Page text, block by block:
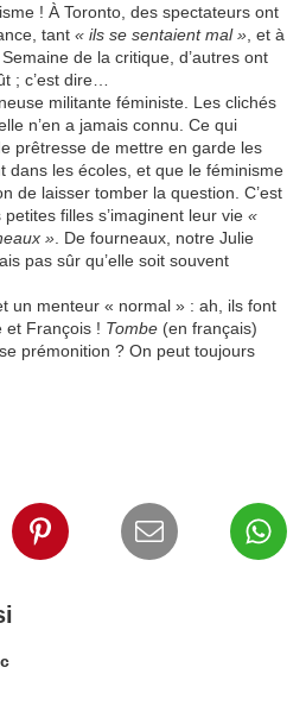
! À Toronto, des spectateurs ont
tant « ils se sentaient mal » , et à
de la critique, d’autres ont
; c’est dire…
militante féministe. Les clichés
n’en a jamais connu. Ce qui
prêtresse de mettre en garde les
les écoles, et que le féminisme
de laisser tomber la question. C’est
petites filles s’imaginent leur vie «
» . De fourneaux, notre Julie
pas sûr qu’elle soit souvent
un menteur « normal » : ah, ils font
et François ! Tombe (en français)
prémonition ? On peut toujours